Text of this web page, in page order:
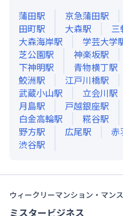
蒲田駅 京急蒲田駅
田町駅 大森駅 三
大森海岸駅 学芸大学
芝公園駅 神楽坂駅
下神明駅 青物横丁駅
鮫洲駅 江戸川橋駅
武蔵小山駅 立会川駅
月島駅 戸越銀座駅
白金高輪駅 糀谷駅
野方駅 広尾駅 赤
渋谷駅
ウィークリーマンション・マン
ミスタービジネス